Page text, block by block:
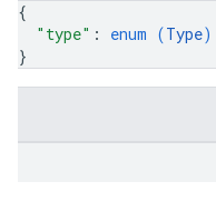
{
"type" : enum (Type)
}